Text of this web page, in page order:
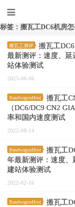
标签：搬瓦工DC6机房
搬瓦工测评
搬瓦工
最新测评：速度、
站体验测试
2023-06-06
BandwagonHost
搬瓦工
（DC6/DC9 CN2
率和国内速度测试
2022-08-14
BandwagonHost
搬瓦工
年最新测评：速度、
建站体验测试
2022-02-16
BandwagonHost
搬瓦工